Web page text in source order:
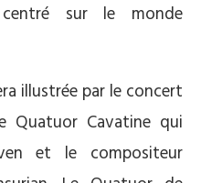
centré sur le monde
illustrée par le concert
Quatuor Cavatine qui
et le compositeur